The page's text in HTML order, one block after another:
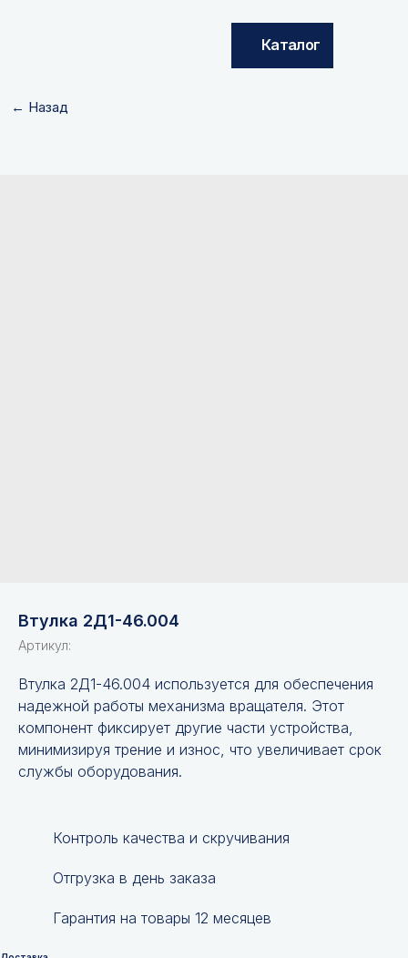
Втулка 2Д1-46.004
Артикул:
Втулка 2Д1-46.004 используется для обеспечения
надежной работы механизма вращателя. Этот
компонент фиксирует другие части устройства,
минимизируя трение и износ, что увеличивает срок
службы оборудования.
Контроль качества и скручивания
Отгрузка в день заказа
Гарантия на товары 12 месяцев